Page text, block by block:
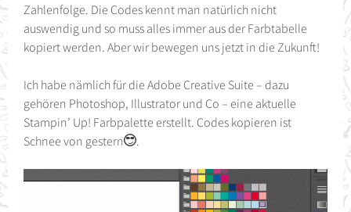
Zahlenfolge. Die Codes kennt man natürlich nicht
auswendig und so muss alles immer aus der Farbtabelle
kopiert werden. Aber wir bewegen uns jetzt in die Zukunft!
Ich habe nämlich für die Adobe Creative Suite – dazu
gehören Photoshop, Illustrator und Co – eine aktuelle
Stampin’ Up! Farbpalette erstellt. Codes kopieren ist
Schnee von gestern
.